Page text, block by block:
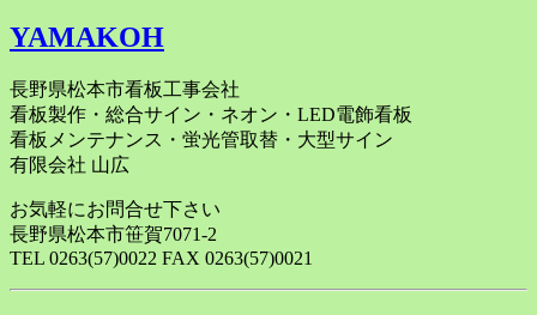
YAMAKOH
長野県松本市看板工事会社
看板製作・総合サイン・ネオン・LED電飾看板
看板メンテナンス・蛍光管取替・大型サイン
有限会社 山広
お気軽にお問合せ下さい
長野県松本市笹賀7071-2
TEL 0263(57)0022 FAX 0263(57)0021